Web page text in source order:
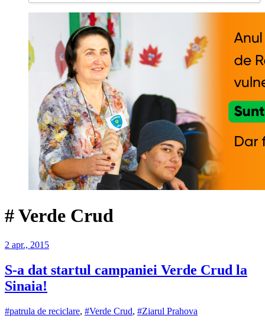
#Verde Crud
2 apr., 2015
S-a dat startul campaniei Verde Crud la
Sinaia!
#patrula de reciclare, #Verde Crud, #Ziarul Prahova